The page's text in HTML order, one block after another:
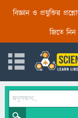
বিজ্ঞান ও প্রযুক্তির
জিতে নিন